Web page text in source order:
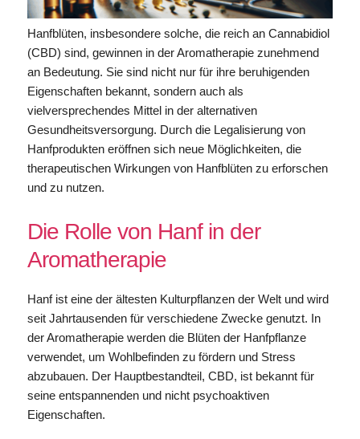
Hanfblüten, insbesondere solche, die reich an Cannabidiol
(CBD) sind, gewinnen in der Aromatherapie zunehmend
an Bedeutung. Sie sind nicht nur für ihre beruhigenden
Eigenschaften bekannt, sondern auch als
vielversprechendes Mittel in der alternativen
Gesundheitsversorgung. Durch die Legalisierung von
Hanfprodukten eröffnen sich neue Möglichkeiten, die
therapeutischen Wirkungen von Hanfblüten zu erforschen
und zu nutzen.
Die Rolle von Hanf in der
Aromatherapie
Hanf ist eine der ältesten Kulturpflanzen der Welt und wird
seit Jahrtausenden für verschiedene Zwecke genutzt. In
der Aromatherapie werden die Blüten der Hanfpflanze
verwendet, um Wohlbefinden zu fördern und Stress
abzubauen. Der Hauptbestandteil, CBD, ist bekannt für
seine entspannenden und nicht psychoaktiven
Eigenschaften.